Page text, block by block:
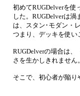
初めてRUGDelverを
した。RUGDelverは
は、スタン･モダン・
つまり、デッキを使い
RUGDelverの場合は
さを生かしきれません。
そこで、初心者が陥